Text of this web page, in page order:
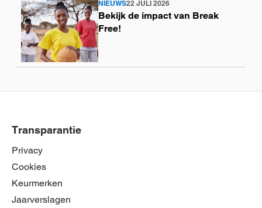
NIEUWS22 JULI 2026
Bekijk de impact van Break
Free!
Lees
meer
Transparantie
Privacy
Cookies
Keurmerken
Jaarverslagen